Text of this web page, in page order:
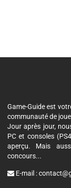
Game-Guide est
communauté de
Jour après jour,
PC et consoles
aperçu. Mais
concours...
E-mail :